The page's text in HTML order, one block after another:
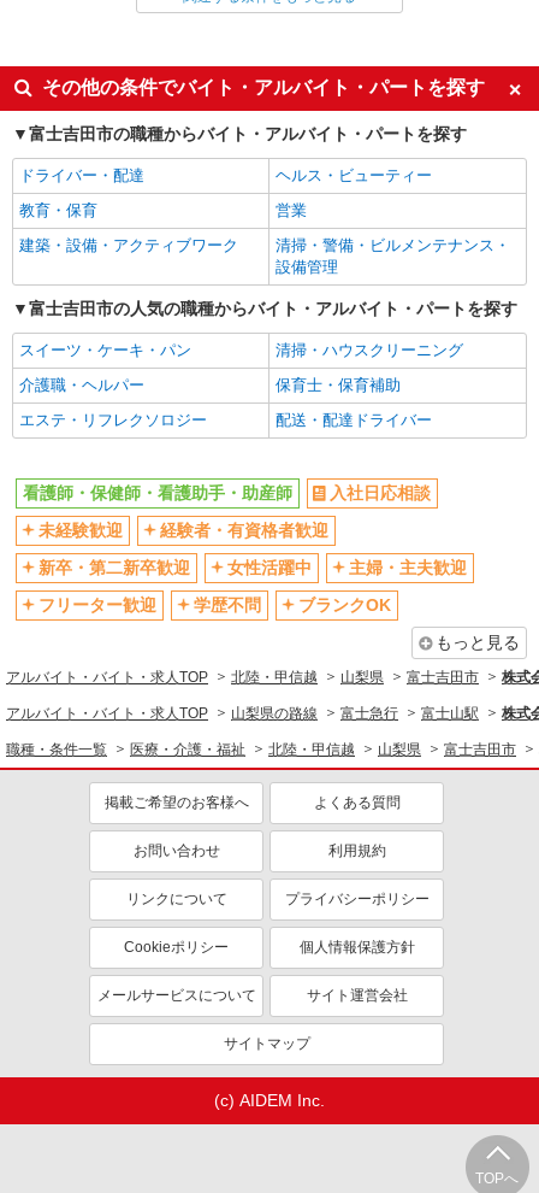
未経験歓迎
ミドル（40代～）活躍中
ボーナス・賞与あり
車通勤OK
交通費支給
社会保険あり
産休・育休取得実績あり
その他の条件でバイト・アルバイト・パートを探す
富士吉田市の職種からバイト・アルバイト・パートを探す
ドライバー・配達
ヘルス・ビューティー
教育・保育
営業
建築・設備・アクティブワーク
清掃・警備・ビルメンテナンス・
設備管理
富士吉田市の人気の職種からバイト・アルバイト・パートを探す
スイーツ・ケーキ・パン
清掃・ハウスクリーニング
介護職・ヘルパー
保育士・保育補助
エステ・リフレクソロジー
配送・配達ドライバー
TOPへ
看護師・保健師・看護助手・助産師
入社日応相談
未経験歓迎
経験者・有資格者歓迎
新卒・第二新卒歓迎
女性活躍中
主婦・主夫歓迎
フリーター歓迎
学歴不問
ブランクOK
もっと見る
アルバイト・バイト・求人TOP 北陸・甲信越 山梨県 富士吉田市 株式
アルバイト・バイト・求人TOP 山梨県の路線 富士急行 富士山駅 株式
職種・条件一覧 医療・介護・福祉 北陸・甲信越 山梨県 富士吉田市
掲載ご希望のお客様へ よくある質問
お問い合わせ 利用規約
リンクについて プライバシーポリシー
Cookieポリシー 個人情報保護方針
メールサービスについて サイト運営会社
サイトマップ
(c) AIDEM Inc.